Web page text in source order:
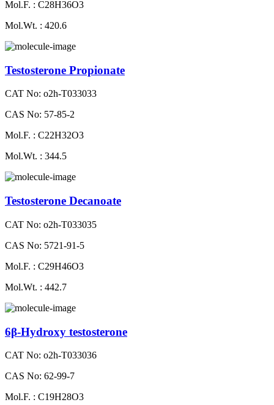
Mol.F. : C28H36O3
Mol.Wt. : 420.6
Testosterone Propionate
CAT No: o2h-T033033
CAS No: 57-85-2
Mol.F. : C22H32O3
Mol.Wt. : 344.5
Testosterone Decanoate
CAT No: o2h-T033035
CAS No: 5721-91-5
Mol.F. : C29H46O3
Mol.Wt. : 442.7
6β-Hydroxy testosterone
CAT No: o2h-T033036
CAS No: 62-99-7
Mol.F. : C19H28O3